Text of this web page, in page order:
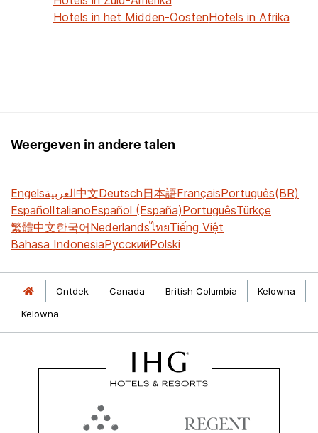
Hotels in het Midden-OostenHotels in Afrika
Weergeven in andere talen
Engelsالعربية中文Deutsch日本語FrançaisPortuguês(BR)
EspañolItalianoEspañol (España)PortuguêsTürkçe
繁體中文한국어NederlandsไทยTiếng Việt
Bahasa IndonesiaРусскийPolski
Ontdek Canada British Columbia
Kelowna
Kelowna